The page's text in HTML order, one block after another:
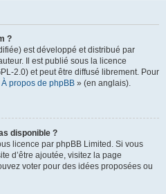
?
est développé et distribué par
Il est publié sous la licence
2.0) et peut être diffusé librement. Pour
À propos de phpBB » (en anglais).
disponible ?
licence par phpBB Limited. Si vous
d’être ajoutée, visitez la page
voter pour des idées proposées ou